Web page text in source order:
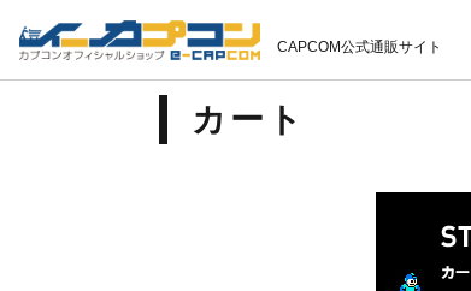
CAPCOM公式通販サイト
カート